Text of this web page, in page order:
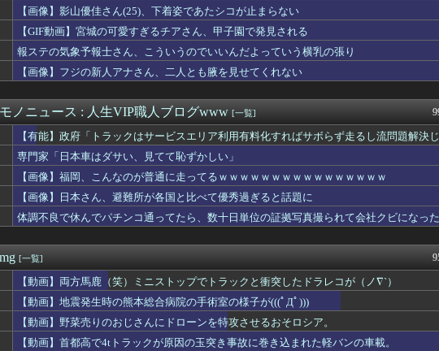
ねん」「知らんけど」･･･ニセ方言は8〜9割が関西弁 使う理由はネッ...
やってる奴ってヤバいの多すぎじゃね？？？
パ
訳 『グラミーに見せつけたワールドスターBTSの威厳！』、『グラミ...
日
ァイアーエムブレムさん、ついにキャラ成長率がゲーム内で見れるようにな...
派、完全論破】幽霊がいないなら午前2時に一人で墓石を木刀で叩き割れる...
。男「カクテルなんて女の飲み物でしょｗ」マスター「その子、かなり飲め...
修
】Pの家の合鍵を勝手に作って部屋に侵入しそうなアイドル
そ
位脱出・5位浮上祝勝会
竜
って倫理観無くせば普通に作れるんか？
ゆ
、公明が熊本地震現地報告を受け政府に要請書を提出へ
ケ斉藤、懲役7年の求刑』←これｗｗｗｗｗｗｗｗｗｗｗｗｗｗｗｗｗｗ
ネ
情報】UTILITY SELECTION収録『エヴォルカイザー・...
ス
方馬鹿（笑）ミニストップでトラックと衝突したドラレコが（ノ∇`）
で。夫婦「今日は娘の誕生日なんです」店員「少々お待ちください」→運ば...
素敵
構内のスピーカーから強烈な下ネタ音声が垂れ流される 全乗客困惑の音声...
オ
内最大級データセンター 建設費２兆円見込む、ＵＡＥなど投資
み
げようか。あんたはウワキ相手の子供、托卵された子供だよｗ」A「いい加...
オ
】高木美帆の国民栄誉賞受賞の画像、敢えて高市首相が写らないよう切り取...
モ
れる】一般人には定年があるのに、国会議員は何歳まで続けられるの？
1年で1600万人が引退・・・
保釈金を払えば逮捕されずに済むよ」３０代男性が1342万円だまし取ら...
投
ンビニで1800mlの麦焼酎（いいちこ）をズボンのポケットに入れて万...
常
貞桓『サッカー協会は皆、一掃されるべき』2002年W杯の主役たちが苦...
【画像】影山優佳さん(25)、下着姿であたシコが止まらない
【GIF動画】宮城の可愛すぎるチアさん、甲子園で発見される
報ステの気象予報士さん、こういうのでいいんだよっていう横乳の張り
【画像】フジの新人アナさん、二人とも腋を見せてくれない
ノニュース : 人生VIP職人ブログwww [一覧]
【有能】政府「トラックはサービスエリア利用有料化すればサボらず走るし流問題解決じ
専門家「日本車はダサい、見てて恥ずかしい」
【画像】福岡、こんなのが普通に走ってるｗｗｗｗｗｗｗｗｗｗｗｗｗｗｗｗ
【画像】日本さん、避難所が各国と比べて優秀過ぎると話題に
体調不良で休んでパチンコ通ってたら、数十日単位の証拠写真撮られて会社クビになった
[一覧]
【動画】両方馬鹿（笑）ミニストップでトラックと衝突したドラレコが（ノ∇`）
【動画】地震発生時の熊本総合病院の手術室の様子が(((ﾟДﾟ)))
【動画】野菜売りのおじさんにドローンを特攻させるおそロシア。
【動画】首都高で4tトラックが原因の玉突き事故に巻き込まれた軽バンの車載。